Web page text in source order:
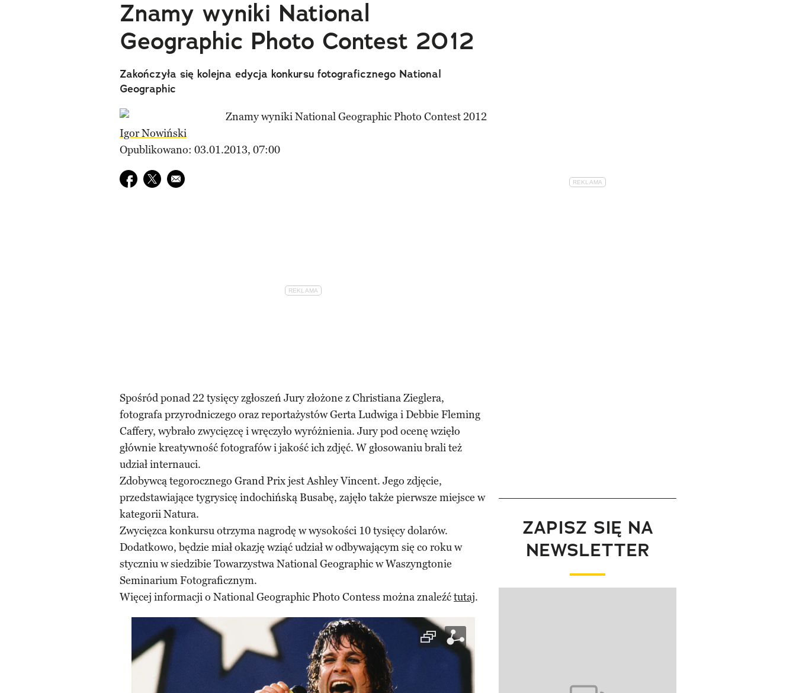
Znamy wyniki National
Geographic Photo Contest 2012
Zakończyła się kolejna edycja konkursu fotograficznego National
Geographic
Igor Nowiński
Opublikowano: 03.01.2013, 07:00
Udostępnij na facebook
Udostępnij na twitter
E-mail do przyjaciela
Spośród ponad 22 tysięcy zgłoszeń Jury złożone z Christiana Zieglera,
fotografa przyrodniczego oraz reportażystów Gerta Ludwiga i Debbie Fleming
Caffery, wybrało zwycięzcę i wręczyło wyróżnienia. Jury pod ocenę wzięło
głównie kreatywność fotografów i jakość ich zdjęć. W głosowaniu brali też
udział internauci.
Zdobywcą tegorocznego Grand Prix jest Ashley Vincent. Jego zdjęcie,
przedstawiające tygrysicę indochińską Busabę, zajęło także pierwsze miejsce w
kategorii Natura.
Zwycięzca konkursu otrzyma nagrodę w wysokości 10 tysięcy dolarów.
Dodatkowo, będzie miał okazję wziąć udział w odbywającym się co roku w
styczniu w siedzibie Towarzystwa National Geographic w Waszyngtonie
Seminarium Fotograficznym.
Więcej informacji o National Geographic Photo Contess można znaleźćtutaj.
ZAPISZ SIĘ NA
NEWSLETTER